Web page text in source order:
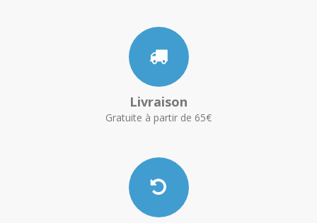
Livraison
Gratuite à partir de 65€